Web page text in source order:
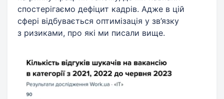
спостерігаємо дефіцит кадрів. Адже в цій
сфері відбувається оптимізація у зв’язку
з ризиками, про які ми писали вище.